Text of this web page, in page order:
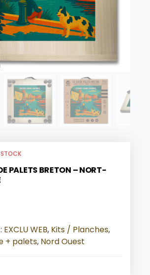
STOCK
PALETS BRETON – NORT-
EXCLU WEB, Kits / Planches,
+ palets, Nord Ouest